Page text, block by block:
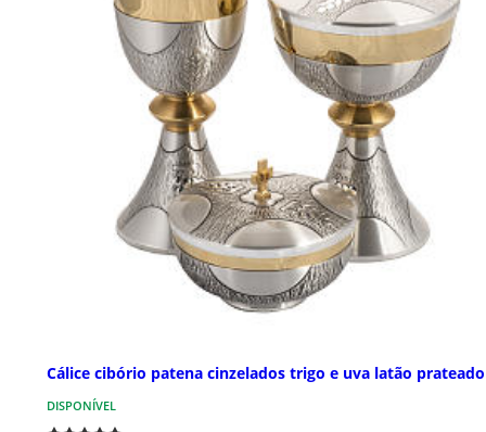
Cálice cibório patena cinzelados trigo e uva latão prateado
DISPONÍVEL